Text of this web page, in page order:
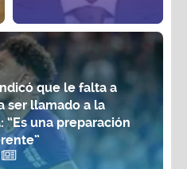
que le falta a
ser llamado a la
una preparación